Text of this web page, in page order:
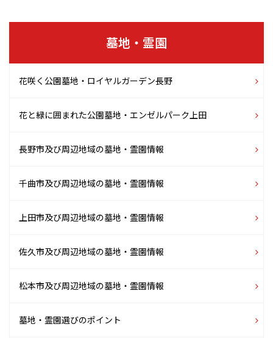
墓地・霊園
花咲く公園墓地 ・ロイヤルガーデン長野
花と緑に囲まれた公園墓地 ・エンゼルパーク上田
長野市及び周辺地域の墓地・霊園情報
千曲市及び周辺地域の墓地・霊園情報
上田市及び周辺地域の墓地・霊園情報
佐久市及び周辺地域の墓地・霊園情報
松本市及び周辺地域の墓地・霊園情報
墓地・霊園選びのポイント